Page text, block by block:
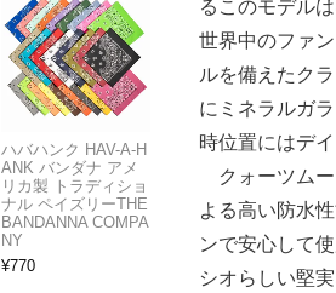
るこのモデル
世界中のファ
ルを備えたク
にミネラルガ
時位置にはデイ
クォーツムー
よる高い防水
ンで安心して
シオらしい堅
ハバハンク HAV-A-H
ANK バンダナ アメ
リカ製 トラディショ
ナル ペイズリーTHE
BANDANNA COMPA
NY
¥770